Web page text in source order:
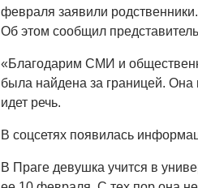
февраля заявили
Об этом сообщил
«Благодарим СМИ и
была найдена за границей. Она
идет речь.
В соцсетях появилась
В Праге девушка учится в